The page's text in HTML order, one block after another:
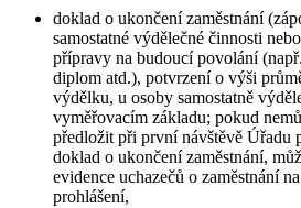
doklad o ukončení zaměstnání
samostatné výdělečné činnosti
přípravy na budoucí povolání
diplom atd.), potvrzení o výši
výdělku, u osoby samostatně
vyměřovacím základu; pokud
předložit při první návštěvě Úřadu
doklad o ukončení zaměstnání,
evidence uchazečů o zaměstnání
prohlášení,